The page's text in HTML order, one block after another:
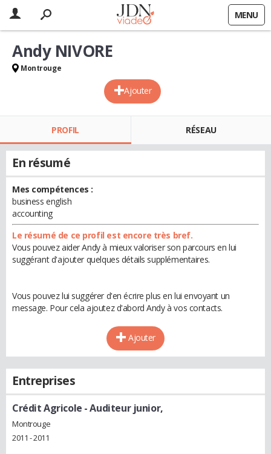
MENU
Ajouter
Andy NIVORE
Montrouge
PROFIL RÉSEAU
En résumé
Mes compétences :
business english
accounting
Le résumé de ce profil est encore très bref.
Vous pouvez aider Andy à mieux valoriser son parcours en lui
suggérant d'ajouter quelques détails supplémentaires.
Vous pouvez lui suggérer d'en écrire plus en lui envoyant un
message. Pour cela ajoutez d'abord Andy à vos contacts.
Ajouter
Entreprises
Crédit Agricole - Auditeur junior,
Montrouge
2011 - 2011